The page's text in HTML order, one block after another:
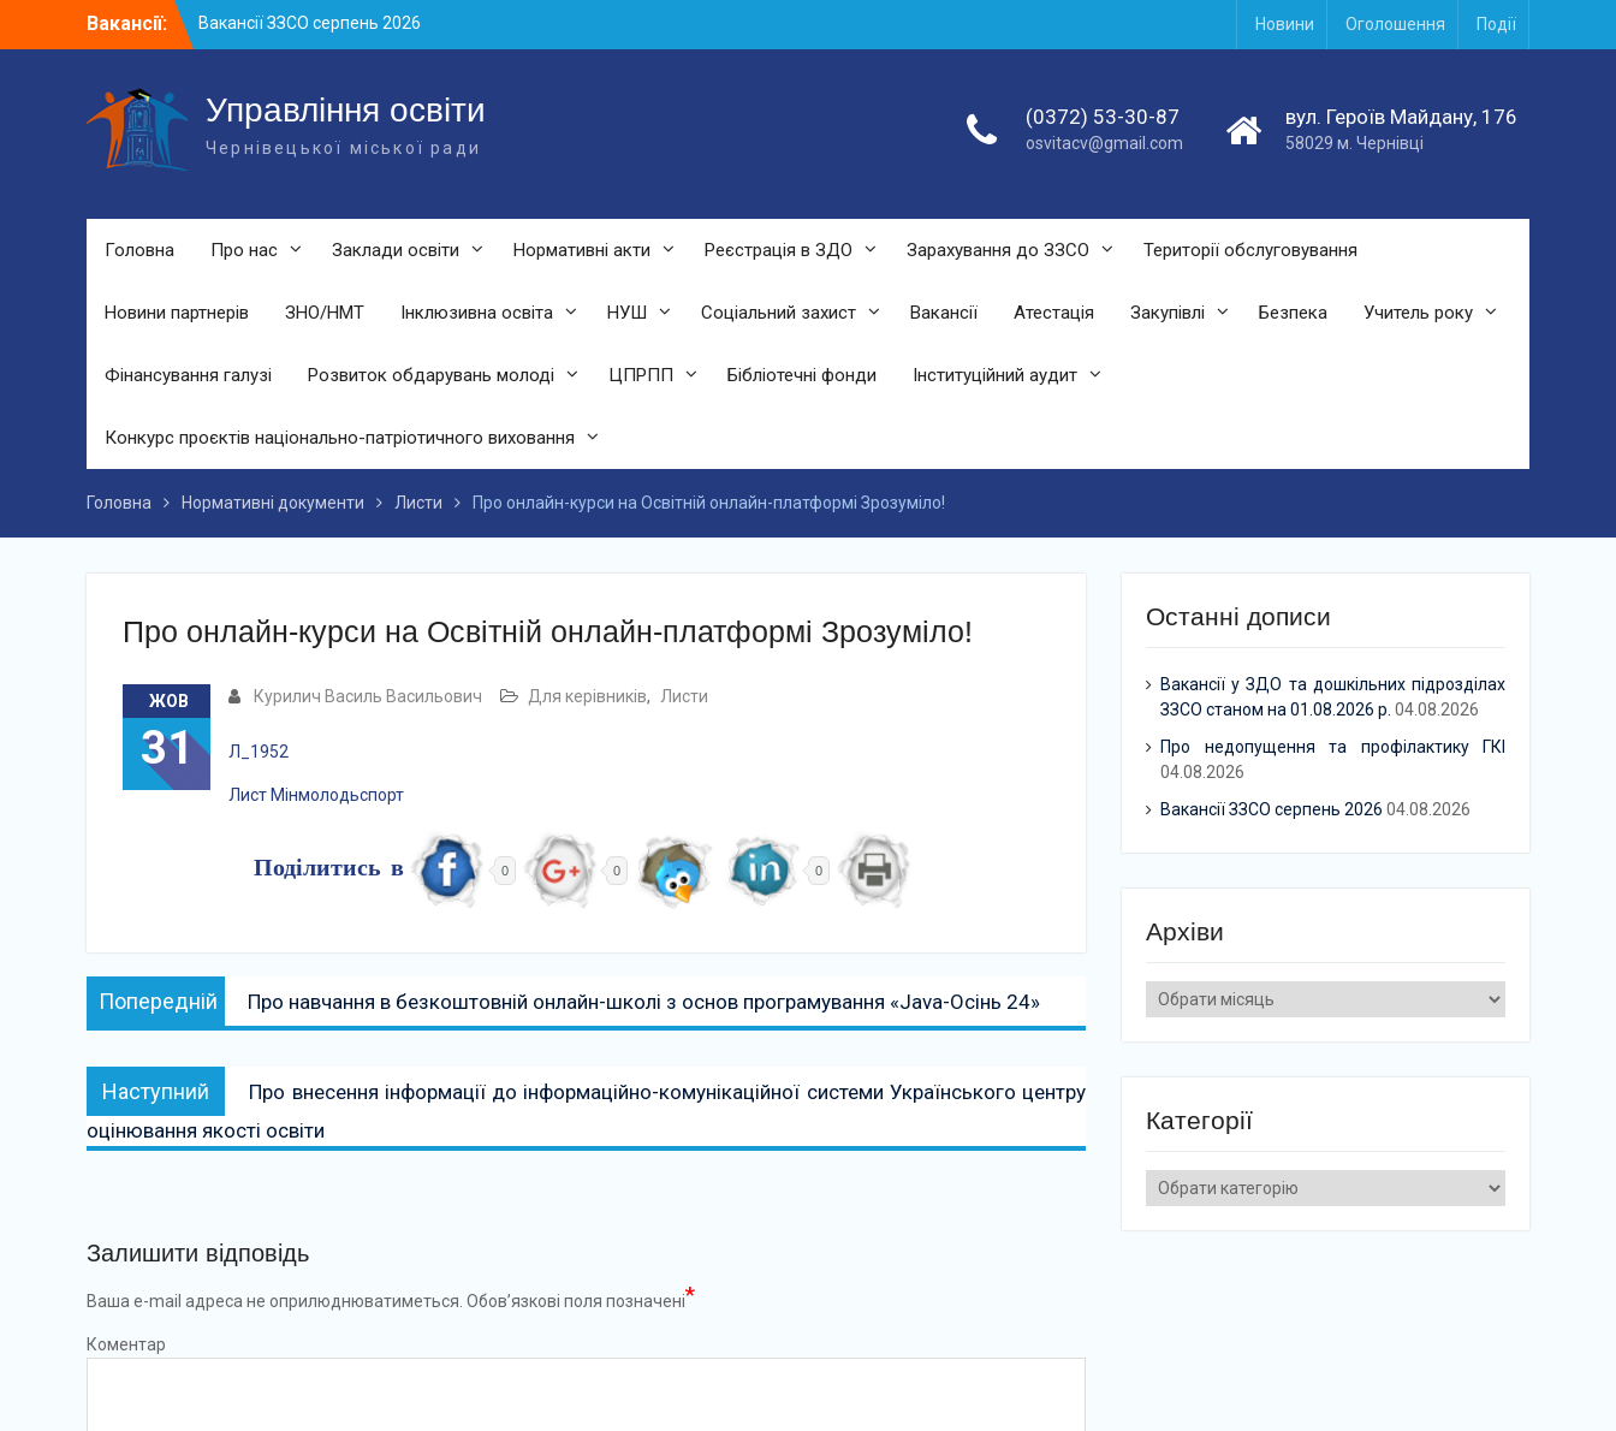
Вакансії:
Вакансії ЗЗСО серпень 2026
Вакансії ЗЗСО червень 2026
підрозділах ЗЗСО станом на 01.08.2026
р.
Новини Оголошення Події
Управління освіти
Чернівецької міської ради
(0372) 53-30-87
osvitacv@gmail.com
вул. Героїв Майдану, 176
58029 м. Чернівці
Головна Про нас Заклади освіти Нормативні акти Реєстрація в ЗДО Зарахування до ЗЗСО Території обслуговування
Новини партнерів ЗНО/НМТ Інклюзивна освіта НУШ Соціальний захист Вакансії Атестація Закупівлі Безпека Учитель року
Фінансування галузі Розвиток обдарувань молоді ЦПРПП Бібліотечні фонди Інституційний аудит
Конкурс проєктів національно-патріотичного виховання
Головна Нормативні документи Листи Про онлайн-курси на Освітній онлайн-платформі Зрозуміло!
Про онлайн-курси на Освітній онлайн-платформі Зрозуміло!
ЖОВ
31
Курилич Василь Васильович Для керівників, Листи
Л_1952
Лист Мінмолодьспорт
Поділитись в 0 0 0
Навігація
записів
Попередній Попередній:
Про навчання в безкоштовній онлайн-школі з основ програмування «Java-Осінь 24»
Наступний Наступний:
Про внесення інформації до інформаційно-комунікаційної системи Українського центру
оцінювання якості освіти
Залишити відповідь
Ваша e-mail адреса не оприлюднюватиметься. Обов’язкові поля позначені*
Коментар
Останні дописи
Вакансії у ЗДО та дошкільних підрозділах
ЗЗСО станом на 01.08.2026 р. 04.08.2026
Про недопущення та профілактику ГКІ
04.08.2026
Вакансії ЗЗСО серпень 2026 04.08.2026
Архіви
Архіви
Категорії
Категорії